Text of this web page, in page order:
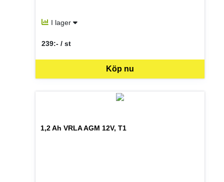
I lager
Köp nu
239:- / st
SEK per ST
1,2 Ah VRLA AGM 12V, T1